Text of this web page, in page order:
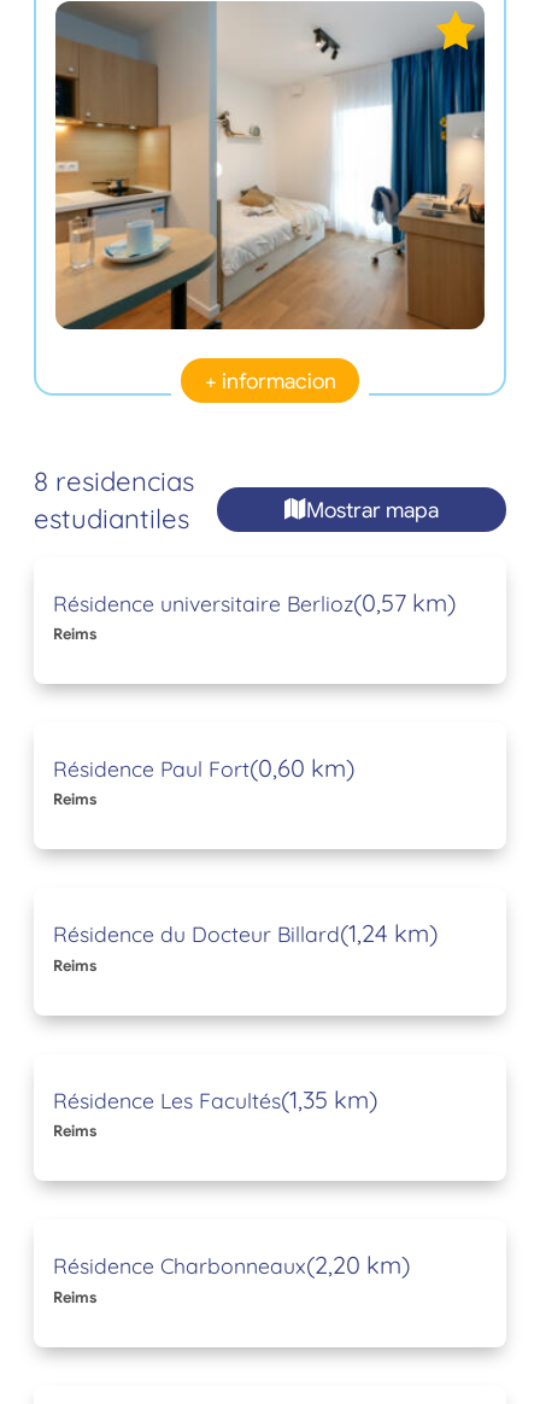
+ informacion
8 residencias
estudiantiles
Mostrar mapa
Résidence universitaire Berlioz(0,57 km)
Reims
Résidence Paul Fort(0,60 km)
Reims
Résidence du Docteur Billard(1,24 km)
Reims
Résidence Les Facultés(1,35 km)
Reims
Résidence Charbonneaux(2,20 km)
Reims